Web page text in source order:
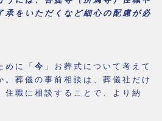
承をいただくなど細心の配慮が必
めに「 今 」お葬式について考えて
。葬儀の事前相談は、葬儀社だけ
住職に相談することで、より納